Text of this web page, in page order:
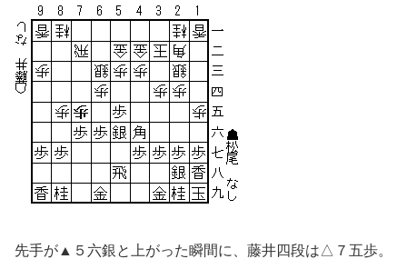
先手が▲５六銀と上がった瞬間に、藤井四段は△７五歩。